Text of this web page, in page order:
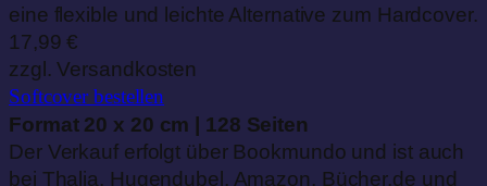
eine flexible und leichte Alternative zum Hardcover.
17,99 €
zzgl. Versandkosten
Softcover bestellen
Format 20 x 20 cm | 128 Seiten
Der Verkauf erfolgt über Bookmundo und ist auch
bei Thalia, Hugendubel, Amazon, Bücher.de und